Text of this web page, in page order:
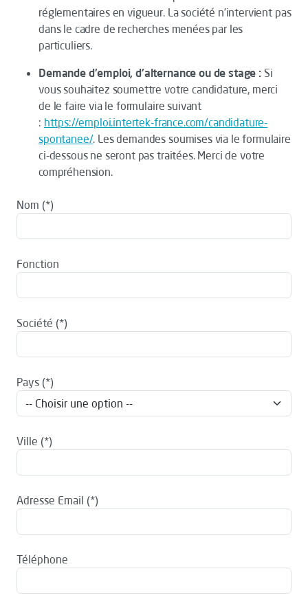
réglementaires en vigueur. La société n’intervient pas
dans le cadre de recherches menées par les
particuliers.
Demande d'emploi, d'alternance ou de stage : Si
vous souhaitez soumettre votre candidature, merci
de le faire via le formulaire suivant
: https://emploi.intertek-france.com/candidature-
spontanee/. Les demandes soumises via le formulaire
ci-dessous ne seront pas traitées. Merci de votre
compréhension.
Nom
Fonction
Société
Pays
Ville
Adresse Email
Téléphone